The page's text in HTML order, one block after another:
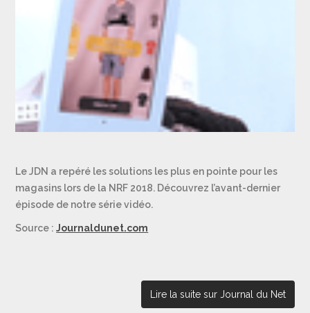
Le JDN a repéré les solutions les plus en pointe pour les
magasins lors de la NRF 2018. Découvrez l’avant-dernier
épisode de notre série vidéo.
Source :Journaldunet.com
Lire la suite sur Journal du Net